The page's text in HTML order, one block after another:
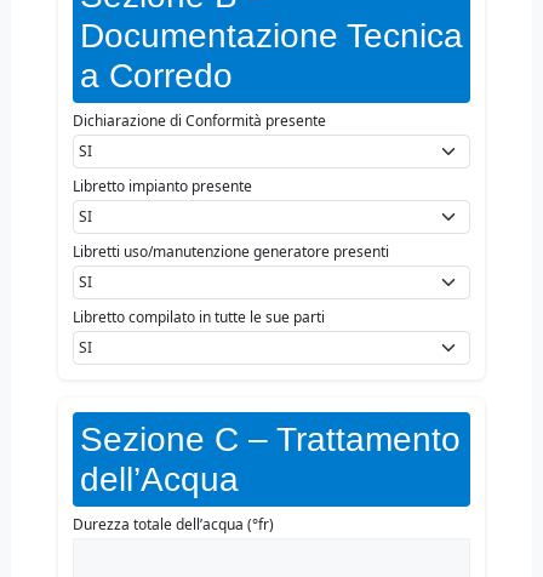
Documentazione Tecnica
a Corredo
Dichiarazione di Conformità presente
Libretto impianto presente
Libretti uso/manutenzione generatore presenti
Libretto compilato in tutte le sue parti
Sezione C – Trattamento
dell’Acqua
Durezza totale dell’acqua (°fr)